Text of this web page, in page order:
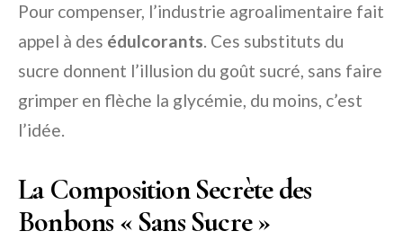
Pour compenser, l’industrie agroalimentaire fait
appel à des édulcorants. Ces substituts du
sucre donnent l’illusion du goût sucré, sans faire
grimper en flèche la glycémie, du moins, c’est
l’idée.
La Composition Secrète des
Bonbons « Sans Sucre »